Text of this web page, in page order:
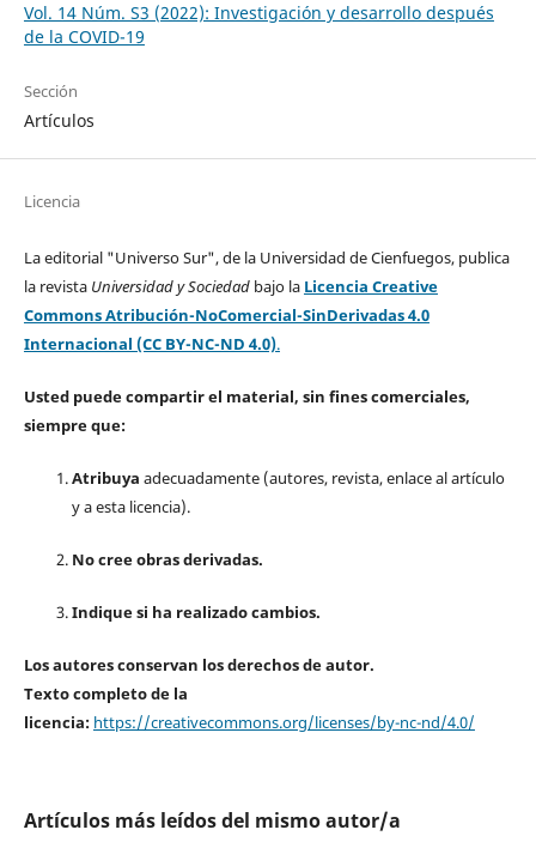
Vol. 14 Núm. S3 (2022): Investigación y desarrollo después
de la COVID-19
Sección
Artículos
Licencia
La editorial "Universo Sur", de la Universidad de Cienfuegos, publica
la revista Universidad y Sociedad bajo la Licencia Creative
Commons Atribución-NoComercial-SinDerivadas 4.0
Internacional (CC BY-NC-ND 4.0).
Usted puede compartir el material, sin fines comerciales,
siempre que:
Atribuya adecuadamente (autores, revista, enlace al artículo
y a esta licencia).
No cree obras derivadas.
Indique si ha realizado cambios.
Los autores conservan los derechos de autor.
Texto completo de la
licencia: https://creativecommons.org/licenses/by-nc-nd/4.0/
Artículos más leídos del mismo autor/a